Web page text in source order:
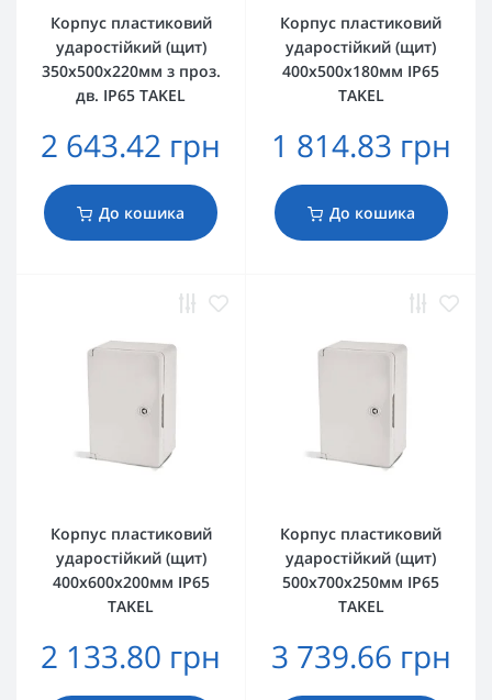
Корпус пластиковий
ударостійкий (щит)
350x500x220мм з проз.
дв. IP65 TAKEL
2 643.42 грн
До кошика
Корпус пластиковий
ударостійкий (щит)
400x500x180мм IP65
TAKEL
1 814.83 грн
До кошика
Корпус пластиковий
ударостійкий (щит)
400x600x200мм IP65
TAKEL
2 133.80 грн
Корпус пластиковий
ударостійкий (щит)
500x700x250мм IP65
TAKEL
3 739.66 грн